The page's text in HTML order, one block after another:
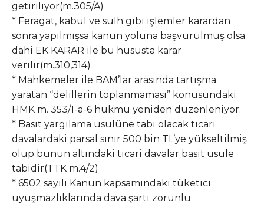
getiriliyor(m.305/A)
* Feragat, kabul ve sulh gibi işlemler karardan
sonra yapılmışsa kanun yoluna başvurulmuş olsa
dahi EK KARAR ile bu hususta karar
verilir(m.310,314)
* Mahkemeler ile BAM’lar arasında tartışma
yaratan “delillerin toplanmaması” konusundaki
HMK m. 353/1-a-6 hükmü yeniden düzenleniyor.
* Basit yargılama usulüne tabi olacak ticari
davalardaki parsal sınır 500 bin TL’ye yükseltilmiş
olup bunun altındaki ticari davalar basit usule
tabidir(TTK m.4/2)
* 6502 sayılı Kanun kapsamındaki tüketici
uyuşmazlıklarında dava şartı zorunlu